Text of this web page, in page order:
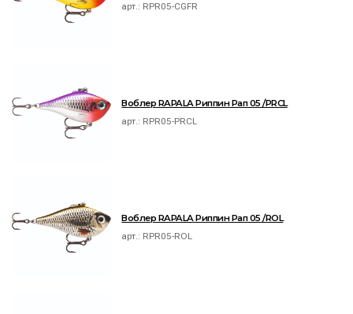
арт.: RPR05-CGFR
Воблер RAPALA Риппин Рап 05 /PRCL
арт.: RPR05-PRCL
Воблер RAPALA Риппин Рап 05 /ROL
арт.: RPR05-ROL